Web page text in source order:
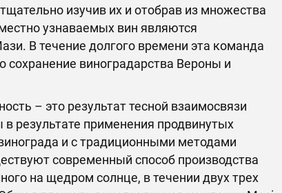
изучив их и отобрав из множества
узнаваемых вин являются
В течение долгого времени эта команда
виноградарства Вероны и
– это результат тесной взаимосвязи
результате применения продвинутых
и с традиционными методами
современный способ производства
на щедром солнце, в течении двух трех